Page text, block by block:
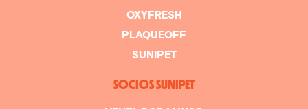
OXYFRESH
PLAQUEOFF
SUNIPET
SOCIOS SUNIPET